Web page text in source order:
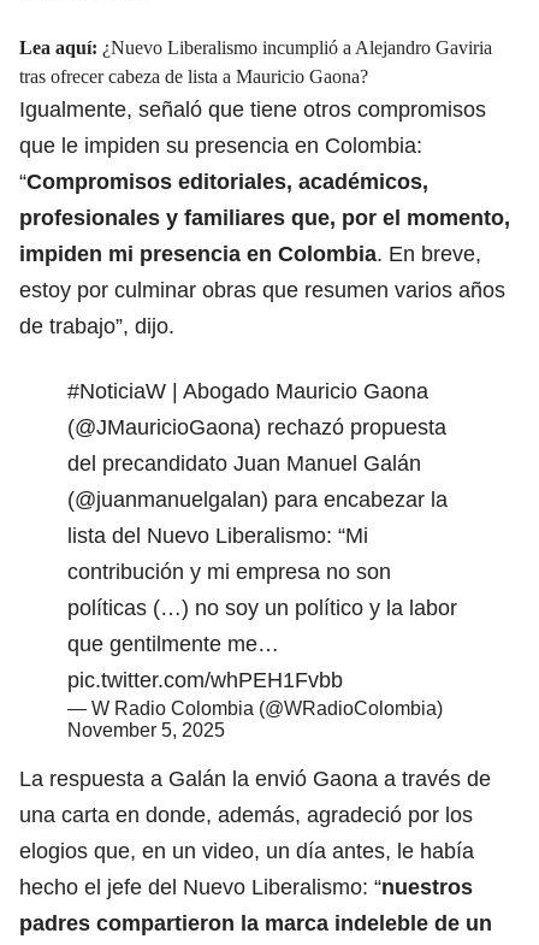
Lea aquí: ¿Nuevo Liberalismo incumplió a Alejandro Gaviria
tras ofrecer cabeza de lista a Mauricio Gaona?
Igualmente, señaló que tiene otros compromisos
que le impiden su presencia en Colombia:
“Compromisos editoriales, académicos,
profesionales y familiares que, por el momento,
impiden mi presencia en Colombia. En breve,
estoy por culminar obras que resumen varios años
de trabajo”, dijo.
#NoticiaW | Abogado Mauricio Gaona
(@JMauricioGaona) rechazó propuesta
del precandidato Juan Manuel Galán
(@juanmanuelgalan) para encabezar la
lista del Nuevo Liberalismo: “Mi
contribución y mi empresa no son
políticas (…) no soy un político y la labor
que gentilmente me…
pic.twitter.com/whPEH1Fvbb
— W Radio Colombia (@WRadioColombia)
November 5, 2025
La respuesta a Galán la envió Gaona a través de
una carta en donde, además, agradeció por los
elogios que, en un video, un día antes, le había
hecho el jefe del Nuevo Liberalismo: “nuestros
padres compartieron la marca indeleble de un